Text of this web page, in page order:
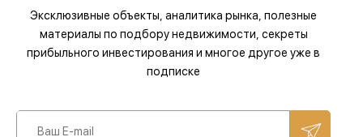
Эксклюзивные объекты, аналитика рынка, полезные
материалы по подбору недвижимости, секреты
прибыльного инвестирования и многое другое уже в
подписке